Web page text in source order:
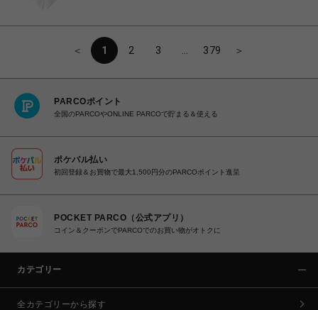
＜ 1 2 3 379 ＞
PARCOポイント
全国のPARCOやONLINE PARCOで貯まる＆使える
ポケパル払い
初回登録＆お買物で最大1,500円分のPARCOポイント進呈
POCKET PARCO（公式アプリ）
コイン＆クーポンでPARCOでのお買い物がオトクに
カテゴリー
全カテゴリーから探す